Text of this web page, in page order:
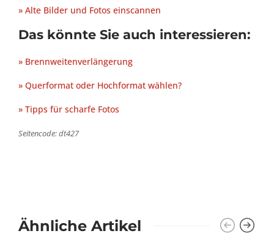
» Alte Bilder und Fotos einscannen
Das könnte Sie auch interessieren:
» Brennweitenverlängerung
» Querformat oder Hochformat wählen?
» Tipps für scharfe Fotos
Seitencode: dt427
Ähnliche Artikel